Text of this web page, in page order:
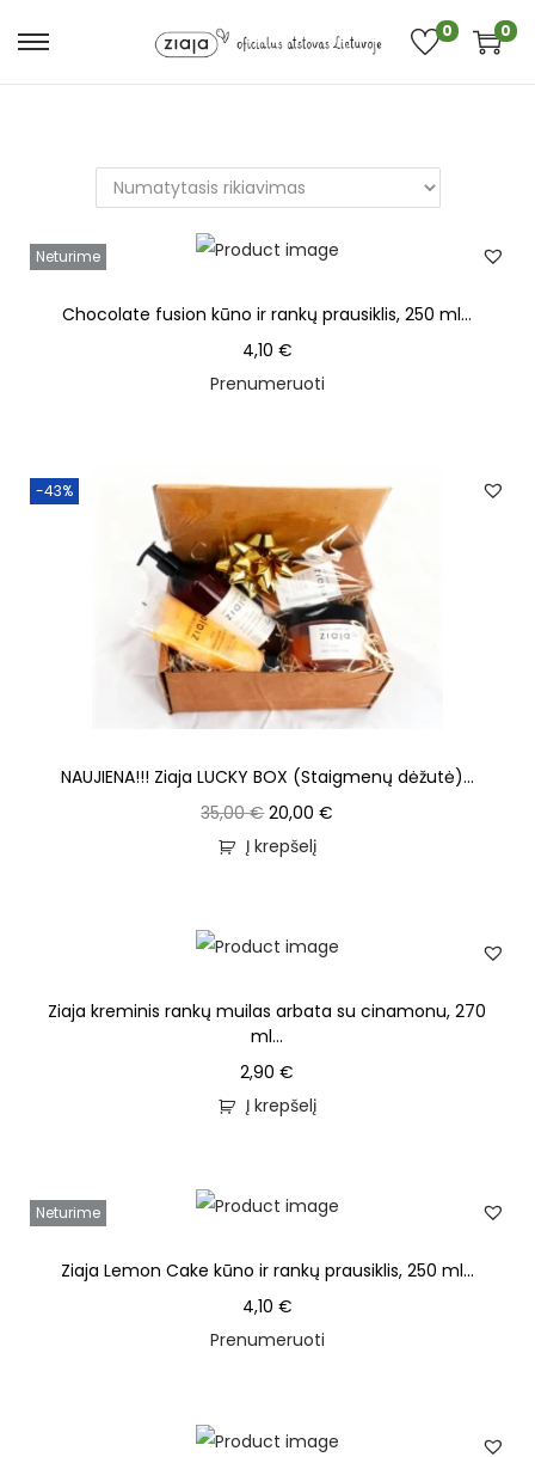
0 0
Neturime
Chocolate fusion kūno ir rankų prausiklis, 250 ml...
4,10 €
Prenumeruoti
-43%
NAUJIENA!!! Ziaja LUCKY BOX (Staigmenų dėžutė)...
35,00€ 20,00€
Į krepšelį
Ziaja kreminis rankų muilas arbata su cinamonu, 270
ml...
2,90€
Į krepšelį
Neturime
Ziaja Lemon Cake kūno ir rankų prausiklis, 250 ml...
4,10 €
Prenumeruoti